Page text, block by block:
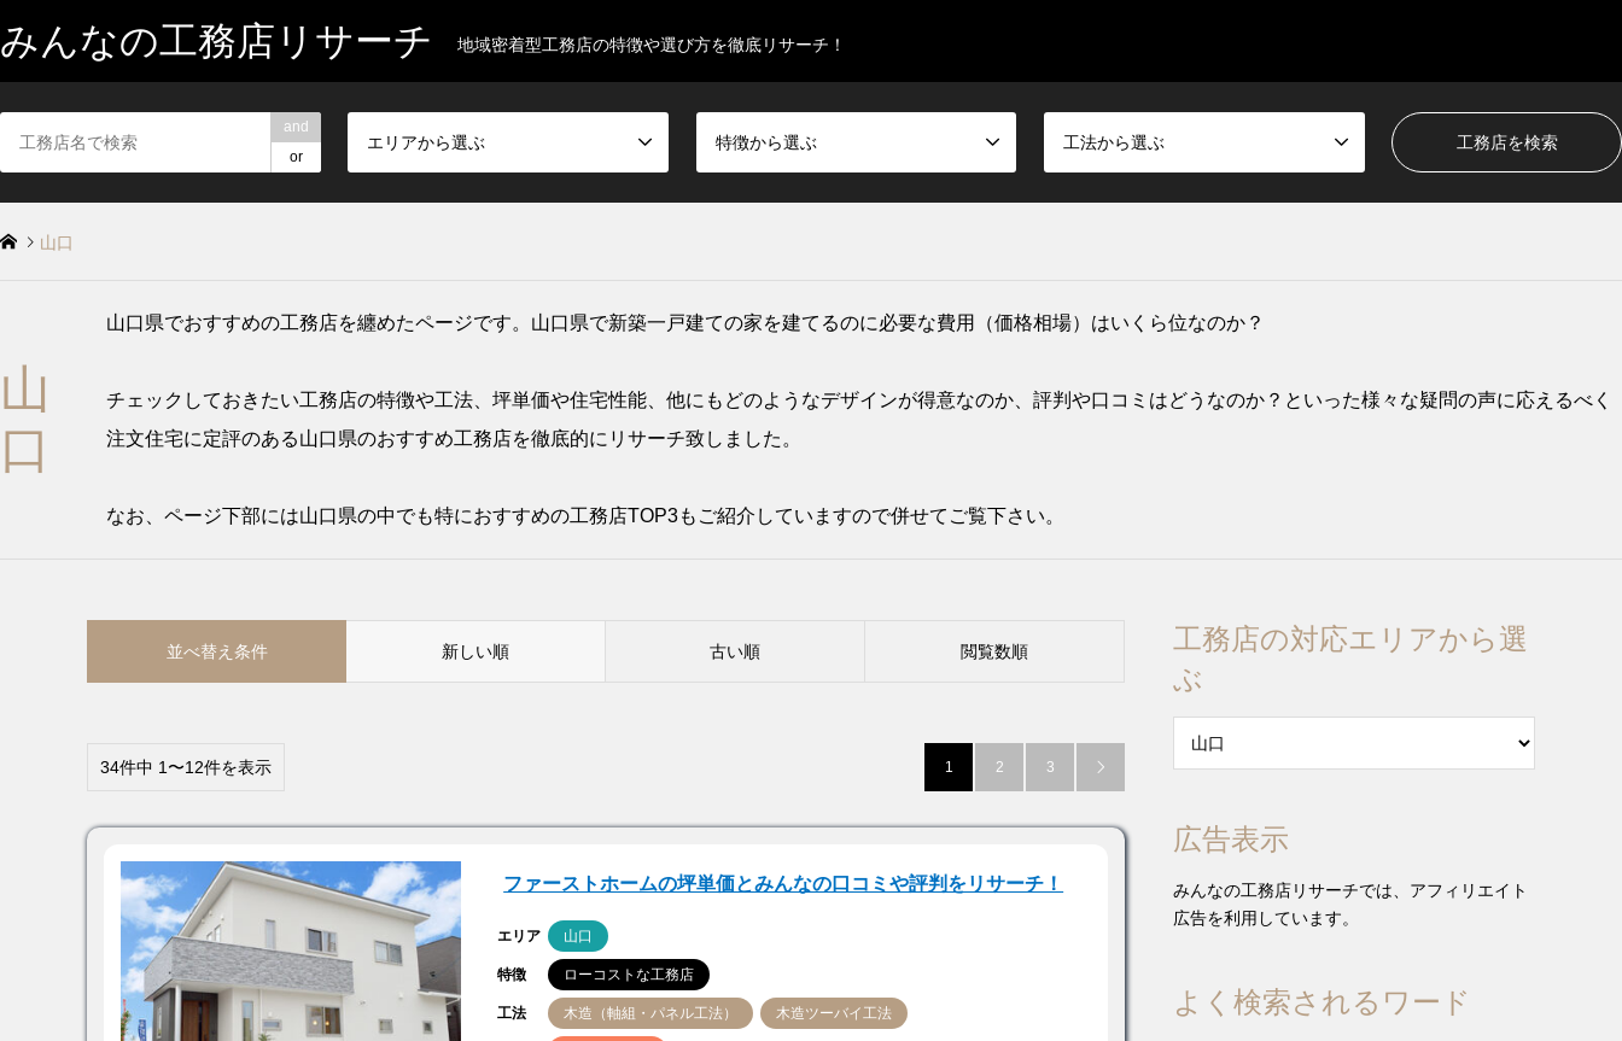
みんなの工務店リサーチ 地域密着型工務店の特徴や選び方を徹底リサーチ！
and
or
エリアから選ぶ 特徴から選ぶ 工法から選ぶ
山口
山
口
山口県でおすすめの工務店を纏めたページです。山口県で新築一戸建ての家を建てるのに必要な費用（価格相場）はいくら位なのか？
チェックしておきたい工務店の特徴や工法、坪単価や住宅性能、他にもどのようなデザインが得意なのか、評判や口コミはどうなのか？といった様々な疑問の声に応えるべく
注文住宅に定評のある山口県のおすすめ工務店を徹底的にリサーチ致しました。
なお、ページ下部には山口県の中でも特におすすめの工務店TOP3もご紹介していますので併せてご覧下さい。
並べ替え条件 新しい順 古い順 閲覧数順
34件中 1〜12件を表示 1 2 3 
ファーストホームの坪単価とみんなの口コミや評判をリサーチ！
エリア 山口
特徴 ローコストな工務店
工法 木造（軸組・パネル工法） 木造ツーバイ工法
工務店の対応エリアから選
ぶ
広告表示
みんなの工務店リサーチでは、アフィリエイト
広告を利用しています。
よく検索されるワード